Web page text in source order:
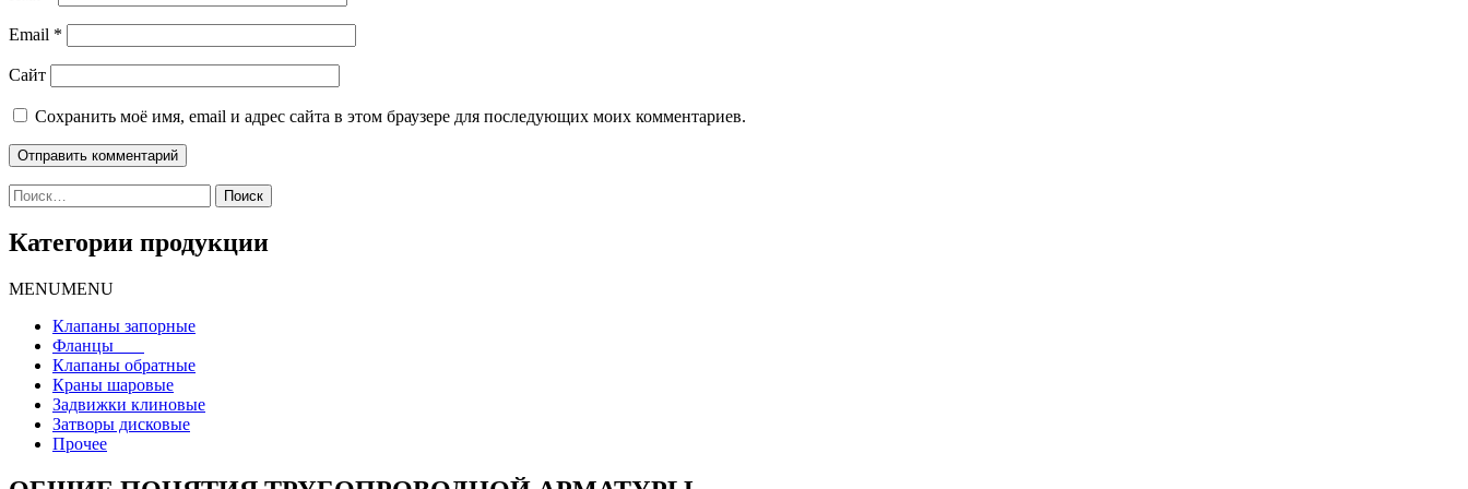
Email *
Сайт
Сохранить моё имя, email и адрес сайта в этом браузере для последующих моих комментариев.
Найти:
Категории продукции
MENUMENU
Клапаны запорные
Клапаны обратные
Краны шаровые
Задвижки клиновые
Затворы дисковые
Прочее